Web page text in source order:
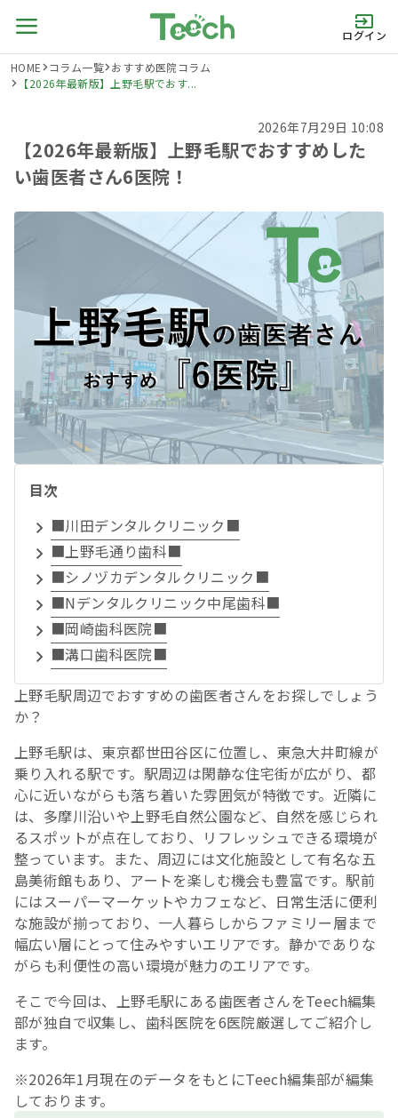
ログイン
HOME コラム一覧 おすすめ医院コラム
【2026年最新版】上野毛駅でおす...
2026年7月29日 10:08
【2026年最新版】上野毛駅でおすすめした
い歯医者さん6医院！
目次
■川田デンタルクリニック■
■上野毛通り歯科■
■シノヅカデンタルクリニック■
■Nデンタルクリニック中尾歯科■
■岡崎歯科医院■
■溝口歯科医院■
上野毛駅周辺でおすすめの歯医者さんをお探しでしょう
か？
上野毛駅は、東京都世田谷区に位置し、東急大井町線が
乗り入れる駅です。駅周辺は閑静な住宅街が広がり、都
心に近いながらも落ち着いた雰囲気が特徴です。近隣に
は、多摩川沿いや上野毛自然公園など、自然を感じられ
るスポットが点在しており、リフレッシュできる環境が
整っています。また、周辺には文化施設として有名な五
島美術館もあり、アートを楽しむ機会も豊富です。駅前
にはスーパーマーケットやカフェなど、日常生活に便利
な施設が揃っており、一人暮らしからファミリー層まで
幅広い層にとって住みやすいエリアです。静かでありな
がらも利便性の高い環境が魅力のエリアです。
そこで今回は、上野毛駅にある歯医者さんをTeech編集
部が独自で収集し、歯科医院を6医院厳選してご紹介し
ます。
※2026年1月現在のデータをもとにTeech編集部が編集
しております。